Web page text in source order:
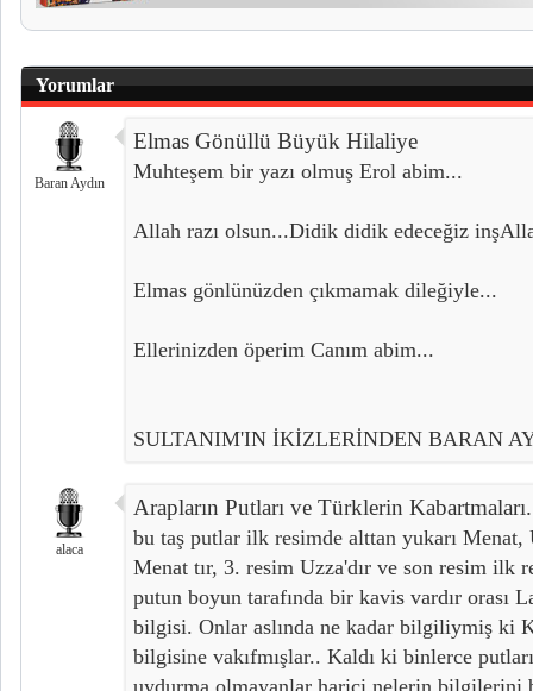
Yorumlar
Baran Aydın
Elmas Gönüllü Büyük Hilaliye
Muhteşem bir yazı olmuş Erol abim...
Allah razı olsun...Didik didik edeceğiz
Elmas gönlünüzden çıkmamak dileğiyle...
Ellerinizden öperim Canım abim...
SULTANIM'IN İKİZLERİNDEN BARAN
alaca
Arapların Putları ve Türklerin
bu taş putlar ilk resimde alttan yukarı Menat,
Menat tır, 3. resim Uzza'dır ve son resim ilk
putun boyun tarafında bir kavis vardır orası
bilgisi. Onlar aslında ne kadar bilgiliymiş ki
bilgisine vakıfmışlar.. Kaldı ki binlerce
uydurma olmayanlar harici nelerin bilgilerini